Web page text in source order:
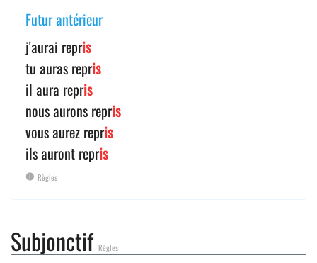
Futur antérieur
j'aurai repris
tu auras repris
il aura repris
nous aurons repris
vous aurez repris
ils auront repris
Règles
Subjonctif Règles